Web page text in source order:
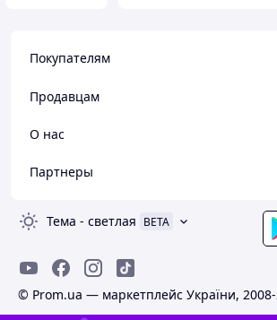
Покупателям
Продавцам
О нас
Партнеры
Тема - светлая BETA
© Prom.ua — маркетплейс України,